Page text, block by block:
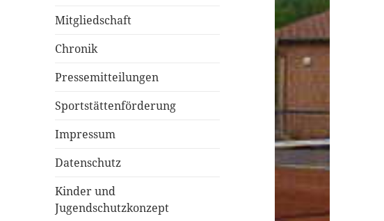
Mitgliedschaft
Chronik
Pressemitteilungen
Sportstättenförderung
Impressum
Datenschutz
Kinder und
Jugendschutzkonzept